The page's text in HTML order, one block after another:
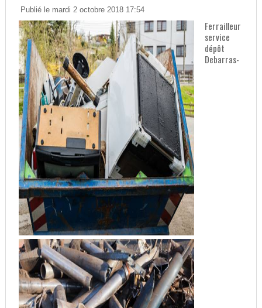
Publié le mardi 2 octobre 2018 17:54
Ferrailleur
service
dépôt
Debarras-